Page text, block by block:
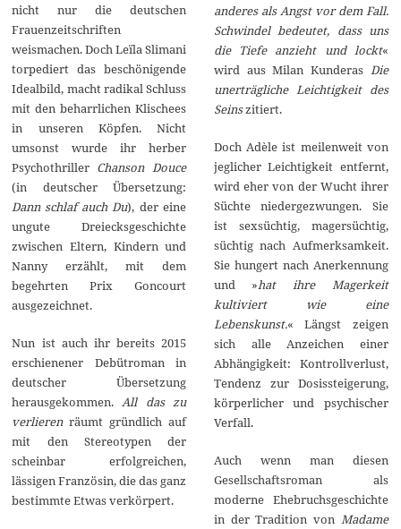
nicht nur die deutschen
Frauenzeitschriften
weismachen. Doch Leïla Slimani
torpediert das beschönigende
Idealbild, macht radikal Schluss
mit den beharrlichen Klischees
in unseren Köpfen. Nicht
umsonst wurde ihr herber
Psychothriller Chanson Douce
(in deutscher Übersetzung:
Dann schlaf auch Du), der eine
ungute Dreiecksgeschichte
zwischen Eltern, Kindern und
Nanny erzählt, mit dem
begehrten Prix Goncourt
ausgezeichnet.
Nun ist auch ihr bereits 2015
erschienener Debütroman in
deutscher Übersetzung
herausgekommen.All das zu
verlierenräumt gründlich auf
mit den Stereotypen der
scheinbar erfolgreichen,
lässigen Französin, die das ganz
bestimmte Etwas verkörpert.
anderes als Angst vor dem Fall.
Schwindel bedeutet, dass uns
die Tiefe anzieht und lockt«
wird aus Milan Kunderas Die
unerträgliche Leichtigkeit des
Seinszitiert.
Doch Adèle ist meilenweit von
jeglicher Leichtigkeit entfernt,
wird eher von der Wucht ihrer
Süchte niedergezwungen. Sie
ist sexsüchtig, magersüchtig,
süchtig nach Aufmerksamkeit.
Sie hungert nach Anerkennung
und »hat ihre Magerkeit
kultiviert wie eine
Lebenskunst.« Längst zeigen
sich alle Anzeichen einer
Abhängigkeit: Kontrollverlust,
Tendenz zur Dosissteigerung,
körperlicher und psychischer
Verfall.
Auch wenn man diesen
Gesellschaftsroman als
moderne Ehebruchsgeschichte
in der Tradition von Madame